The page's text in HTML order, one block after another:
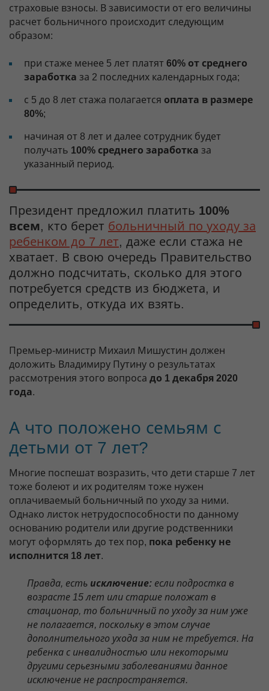
страховые взносы. В зависимости от его величины
расчет больничного происходит следующим
образом:
при стаже менее 5 лет платят 60% от среднего
заработка за 2 последних календарных года;
с 5 до 8 лет стажа полагается оплата в размере
80%;
начиная от 8 лет и далее сотрудник будет
получать 100% среднего заработка за
указанный период.
Президент предложил платить 100%
всем, кто берет больничный по уходу за
ребенком до 7 лет, даже если стажа не
хватает. В свою очередь Правительство
должно подсчитать, сколько для этого
потребуется средств из бюджета, и
определить, откуда их взять.
Премьер-министр Михаил Мишустин должен
доложить Владимиру Путину о результатах
рассмотрения этого вопроса до 1 декабря 2020
года.
А что положено семьям с
детьми от 7 лет?
Многие поспешат возразить, что дети старше 7 лет
тоже болеют и их родителям тоже нужен
оплачиваемый больничный по уходу за ними.
Однако листок нетрудоспособности по данному
основанию родители или другие родственники
могут оформлять до тех пор, пока ребенку не
исполнится 18 лет.
Правда, есть исключение: если подростка в
возрасте 15 лет или старше положат в
стационар, то больничный по уходу за ним уже
не полагается, поскольку в этом случае
дополнительного ухода за ним не требуется. На
ребенка с инвалидностью или некоторыми
другими серьезными заболеваниями данное
исключение не распространяется.